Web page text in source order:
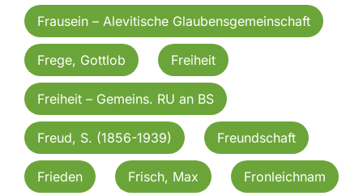
Frausein – Alevitische Glaubensgemeinschaft
Frege, Gottlob Freiheit
Freiheit – Gemeins. RU an BS
Freud, S. (1856-1939) Freundschaft
Frieden Frisch, Max Fronleichnam